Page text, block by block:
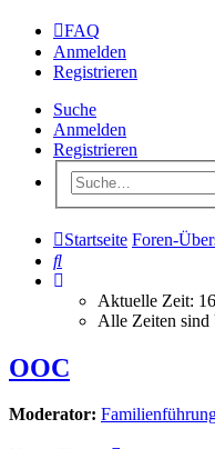
FAQ
Anmelden
Registrieren
Suche
Anmelden
Registrieren
Startseite Foren-
Suche
Aktuelle Zeit:
Alle Zeiten sind
OOC
Moderator: